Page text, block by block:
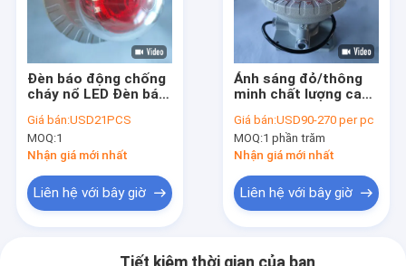
Đèn báo động chống
cháy nổ LED Đèn báo
không Đèn dò khí
công nghiệp hàng hải
AOL
Giá bán:USD21PCS
MOQ:1
Nhận giá mới nhất
Liên hệ với bây giờ
Ánh sáng đỏ/thông
minh chất lượng cao
chắn phi cơ cảnh báo
máy bay cho các khu
vực nguy hiểm Ánh
Giá bán:USD90-270 per pc
MOQ:1 phần trăm
Nhận giá mới nhất
Liên hệ với bây giờ
Tiết kiệm thời gian của bạn